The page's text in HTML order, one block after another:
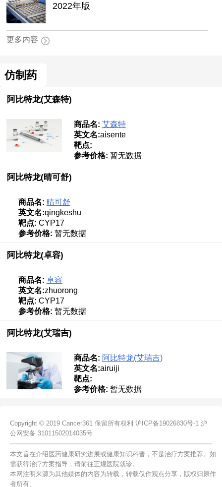
2022年版
更多内容
仿制药
阿比特龙(艾森特)
商品名: 艾森特
英文名:aisente
靶点:
参考价格: 暂无数据
阿比特龙(晴可舒)
商品名: 晴可舒
英文名:qingkeshu
靶点: CYP17
参考价格: 暂无数据
阿比特龙(卓容)
商品名: 卓容
英文名:zhuorong
靶点: CYP17
参考价格: 暂无数据
阿比特龙(艾瑞吉)
商品名: 阿比特龙(艾瑞吉)
英文名:airuiji
靶点:
参考价格: 暂无数据
Copyright © 2019 Cancer361 保留所有权利 沪ICP备19026830号-1 沪
公网安备 31011502014035号
本文旨在介绍医药健康研究进展或健康知识科普，不是治疗方案推荐。如
需获得治疗方案指导，请前往正规医院就诊。
本网注明来源为其他媒体的内容为转载，转载仅作观点分享，版权归原作
者所有。